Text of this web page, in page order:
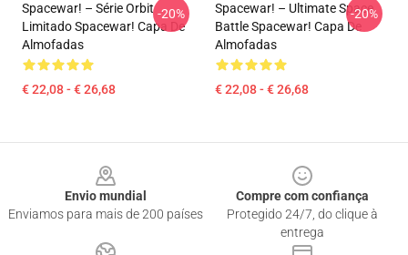
Spacewar! – Série Orbit
Limitado Spacewar! Capa De
Almofadas
€ 22,08 - € 26,68
-20%
Spacewar! – Ultimate Space
Battle Spacewar! Capa De
Almofadas
€ 22,08 - € 26,68
-20%
Envio mundial
Enviamos para mais de 200 países
Compre com confiança
Protegido 24/7, do clique à
entrega